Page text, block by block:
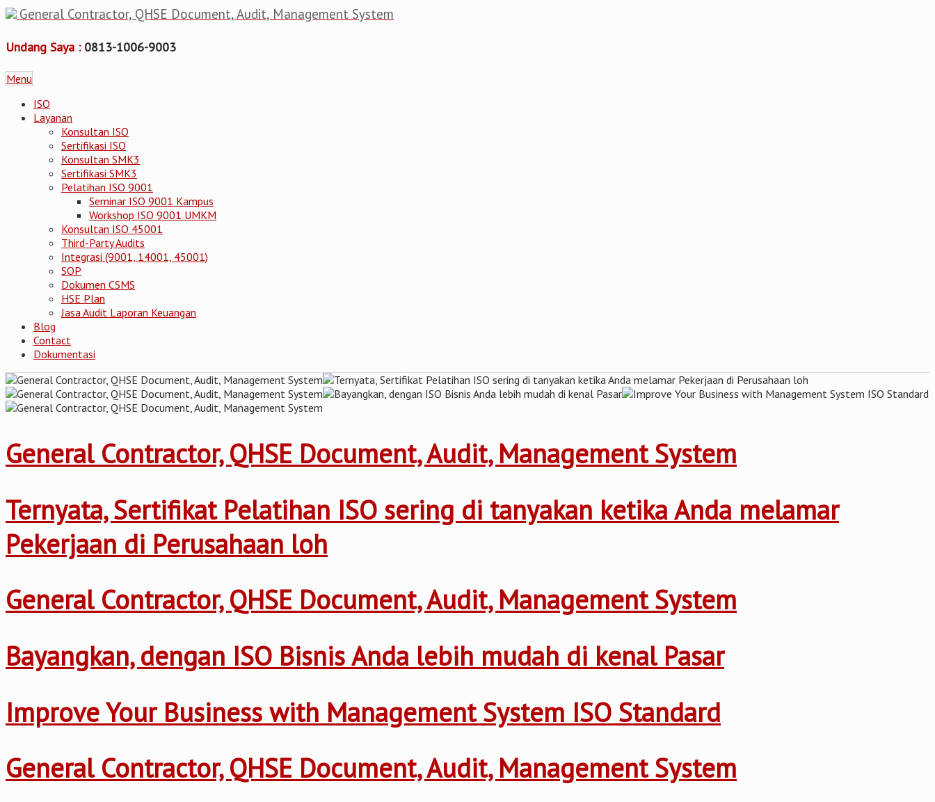
General Contractor, QHSE Document, Audit, Management System
Undang Saya : 0813-1006-9003
Menu
ISO
Layanan
Konsultan ISO
Sertifikasi ISO
Konsultan SMK3
Sertifikasi SMK3
Pelatihan ISO 9001
Seminar ISO 9001 Kampus
Workshop ISO 9001 UMKM
Konsultan ISO 45001
Third-Party Audits
Integrasi (9001, 14001, 45001)
SOP
Dokumen CSMS
HSE Plan
Jasa Audit Laporan Keuangan
Blog
Contact
Dokumentasi
General Contractor, QHSE Document, Audit, Management System
Ternyata, Sertifikat Pelatihan ISO sering di tanyakan ketika Anda melamar
Pekerjaan di Perusahaan loh
General Contractor, QHSE Document, Audit, Management System
Bayangkan, dengan ISO Bisnis Anda lebih mudah di kenal Pasar
Improve Your Business with Management System ISO Standard
General Contractor, QHSE Document, Audit, Management System